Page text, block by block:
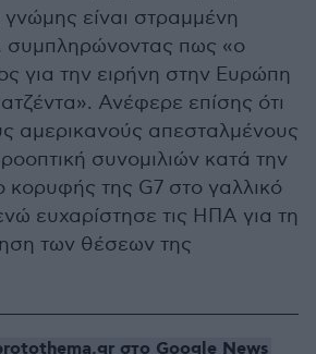
γνώμης είναι στραμμένη
συμπληρώνοντας πως «ο
για την ειρήνη στην Ευρώπη
Ανέφερε επίσης ότι
αμερικανούς απεσταλμένους
συνομιλιών κατά την
της G7 στο γαλλικό
ευχαρίστησε τις ΗΠΑ για τη
των θέσεων της
στο Google News